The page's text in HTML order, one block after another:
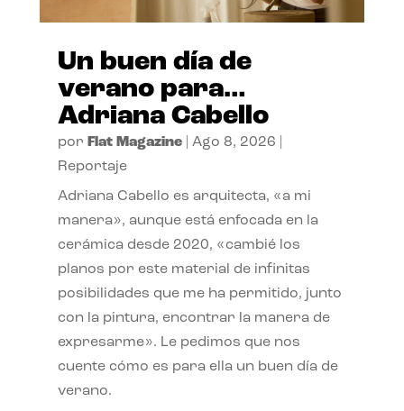
Un buen día de
verano para…
Adriana Cabello
por Flat Magazine| Ago 8, 2026
Reportaje
Adriana Cabello es arquitecta, «a mi
manera», aunque está enfocada en la
cerámica desde 2020, «cambié los
planos por este material de infinitas
posibilidades que me ha permitido, junto
con la pintura, encontrar la manera de
expresarme». Le pedimos que nos
cuente cómo es para ella un buen día de
verano.